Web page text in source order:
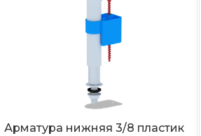
Арматура нижняя 3/8 пластик